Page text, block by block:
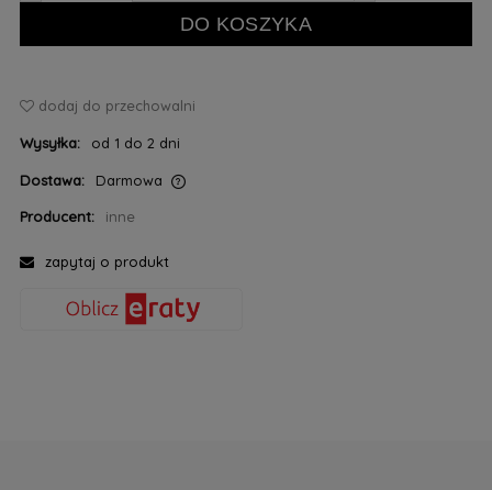
DO KOSZYKA
dodaj do przechowalni
Wysyłka: od 1 do 2 dni
Dostawa:
Darmowa
Producent:
inne
zapytaj o produkt